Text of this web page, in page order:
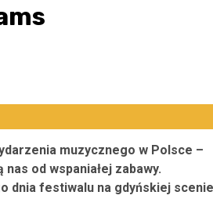
muzycznego w Polsce –
od wspaniałej zabawy.
dnia festiwalu na gdyńskiej scenie